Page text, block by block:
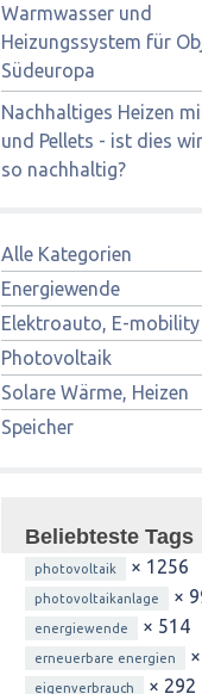
Warmwasser und
Heizungssystem für
Südeuropa
Nachhaltiges Heizen
und Pellets - ist dies
so nachhaltig?
Alle Kategorien
Energiewende
Elektroauto, E-mobility
Photovoltaik
Solare Wärme, Heizen
Speicher
Beliebteste Tags
photovoltaik × 1256
photovoltaikanlage ×
energiewende × 514
erneuerbare energien
eigenverbrauch × 292